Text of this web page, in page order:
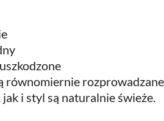
równomiernie rozprowadzane
i styl są naturalnie świeże.